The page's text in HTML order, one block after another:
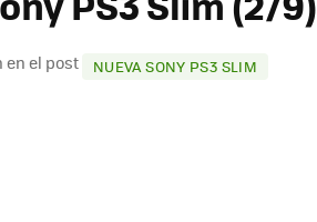
en el post NUEVA SONY PS3 SLIM